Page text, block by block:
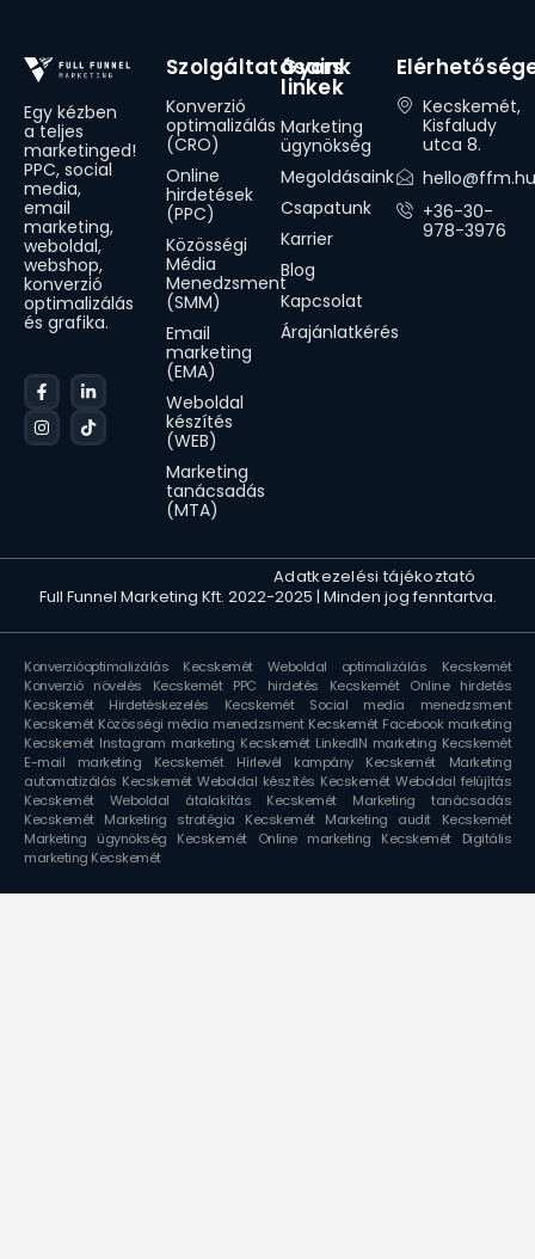
Egy kézben
a teljes
marketinged!
PPC, social
media,
email
marketing,
weboldal,
webshop,
konverzió
optimalizálás
és grafika.
Szolgáltatásaink
Konverzió
optimalizálás
(CRO)
Online
hirdetések
(PPC)
Közösségi
Média
Menedzsment
(SMM)
Email
marketing
(EMA)
Weboldal
készítés
(WEB)
Marketing
tanácsadás
(MTA)
Gyors
linkek
Marketing
ügynökség
Megoldásaink
Csapatunk
Karrier
Blog
Kapcsolat
Árajánlatkérés
Kecskemét,
Kisfaludy
utca 8.
+36-30-
978-3976
Full Funnel Marketing Kft. 2022-2025 | Minden jog fenntartva.
Animated icons by Lordicon.comAdatkezelési tájékoztató
Konverzióoptimalizálás Kecskemét
Weboldal optimalizálás Kecskemét
Konverzió növelés Kecskemét
PPC hirdetés Kecskemét
Online hirdetés
Kecskemét
Hirdetéskezelés Kecskemét
Social media menedzsment
Kecskemét Közösségi média menedzsment Kecskemét Facebook marketing
Kecskemét Instagram marketing Kecskemét LinkedIN marketing Kecskemét
E-mail marketing Kecskemét
Hírlevél kampány Kecskemét
Marketing
automatizálás Kecskemét Weboldal készítés Kecskemét Weboldal felújítás
Kecskemét
Weboldal átalakítás Kecskemét
Marketing tanácsadás
Kecskemét Marketing stratégia Kecskemét Marketing audit Kecskemét
Marketing ügynökség Kecskemét
Online marketing Kecskemét
Digitális
marketing Kecskemét